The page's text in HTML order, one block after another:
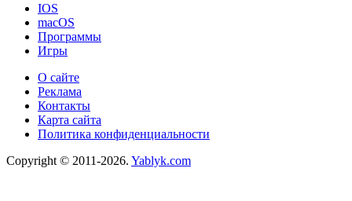
IOS
macOS
Программы
Игры
О сайте
Реклама
Контакты
Карта сайта
Политика конфиденциальности
Copyright © 2011-2026. Yablyk.сom